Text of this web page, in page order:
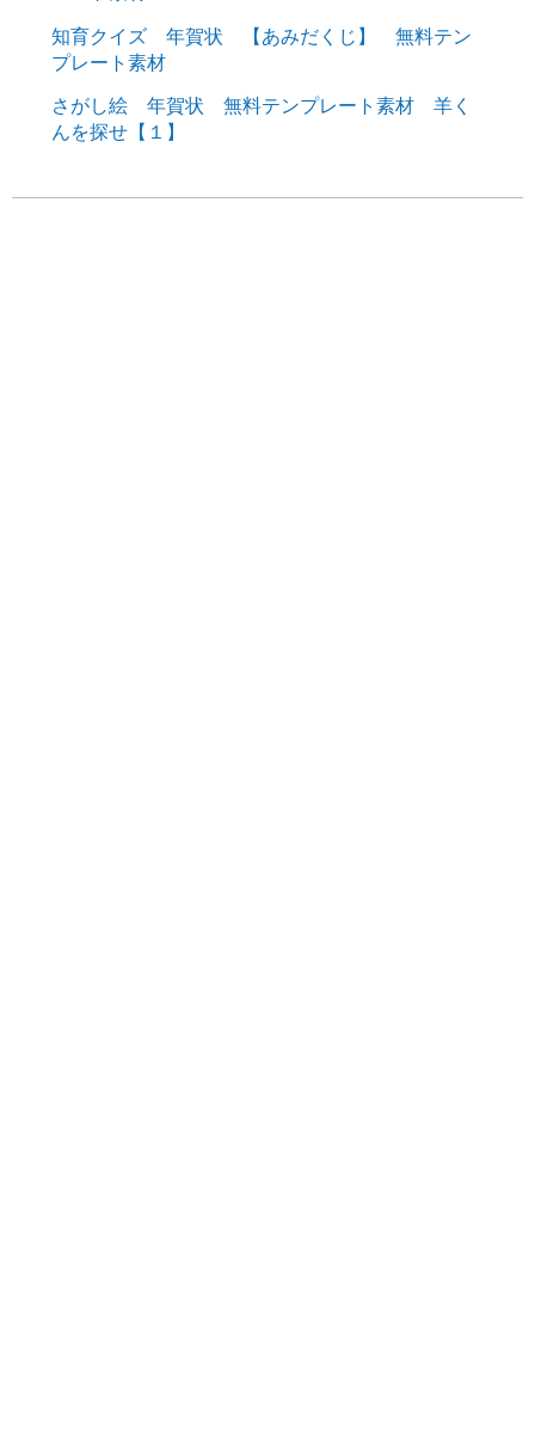
知育クイズ 年賀状 【あみだくじ】 無料テン
プレート素材
さがし絵 年賀状 無料テンプレート素材 羊く
んを探せ【１】